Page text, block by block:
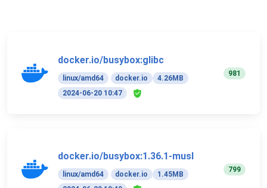
docker.io/busybox:glibc
linux/amd64 docker.io
4.26MB
2024-06-20 10:47
981
docker.io/busybox:1.36.1-musl
linux/amd64 docker.io
1.45MB
799